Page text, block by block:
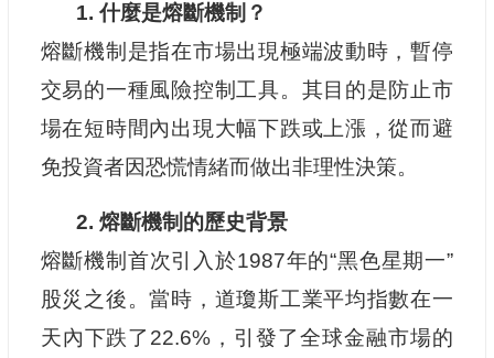
1. 什麼是熔斷機制？
熔斷機制是指在市場出現極端波動時，暫停
交易的一種風險控制工具。其目的是防止市
場在短時間內出現大幅下跌或上漲，從而避
免投資者因恐慌情緒而做出非理性決策。
2. 熔斷機制的歷史背景
熔斷機制首次引入於1987年的“黑色星期一”
股災之後。當時，道瓊斯工業平均指數在一
天內下跌了22.6%，引發了全球金融市場的